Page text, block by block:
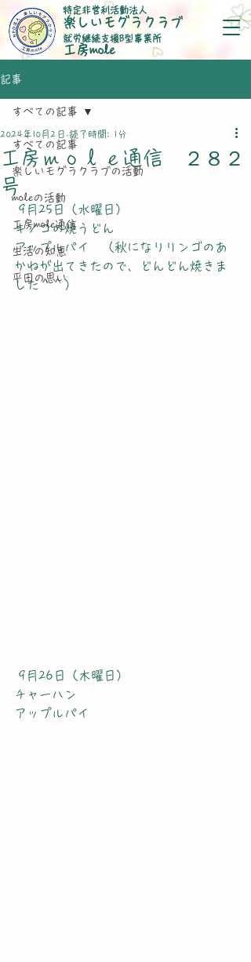
特定非営利活動法人
楽しいモグラクラブ
就労継続支援B型事業所
​工房mole
記事
すべての記事
楽しいモグラクラブの活動
moleの活動
工房mole通信
生活の知恵
平田の思い
すべての記事
工房ｍｏｌｅ通信 ２８２
号
2024年10月2日 読了時間: 1分
9月25日（水曜日）
キノコの焼うどん
アップルパイ　（秋になりリンゴのあ
かねが出てきたので、どんどん焼きま
した＾＾）
9月26日（木曜日）
チャーハン
アップルパイ